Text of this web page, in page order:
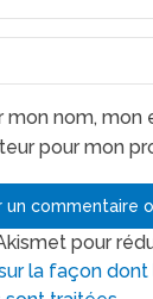
mon nom,
pour mon
pour
la façon